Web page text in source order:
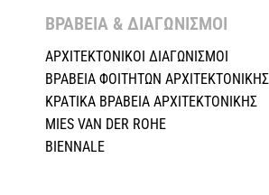
ΒΡΑΒΕΙΑ & ΔΙΑΓΩΝΙΣΜΟΙ ​
ΑΡΧΙΤΕΚΤΟΝΙΚΟΙ ΔΙΑΓΩΝΙΣΜΟΙ
ΒΡΑΒΕΙΑ ΦΟΙΤΗΤΩΝ ΑΡΧΙΤΕΚΤΟΝΙΚΗΣ
ΚΡΑΤΙΚΑ ΒΡΑΒΕΙΑ ΑΡΧΙΤΕΚΤΟΝΙΚΗΣ
MIES VAN DER ROHE
BIENNALE